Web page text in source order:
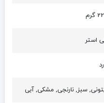
گرم
استر
سبز, نارنجی, مشکی, آبی